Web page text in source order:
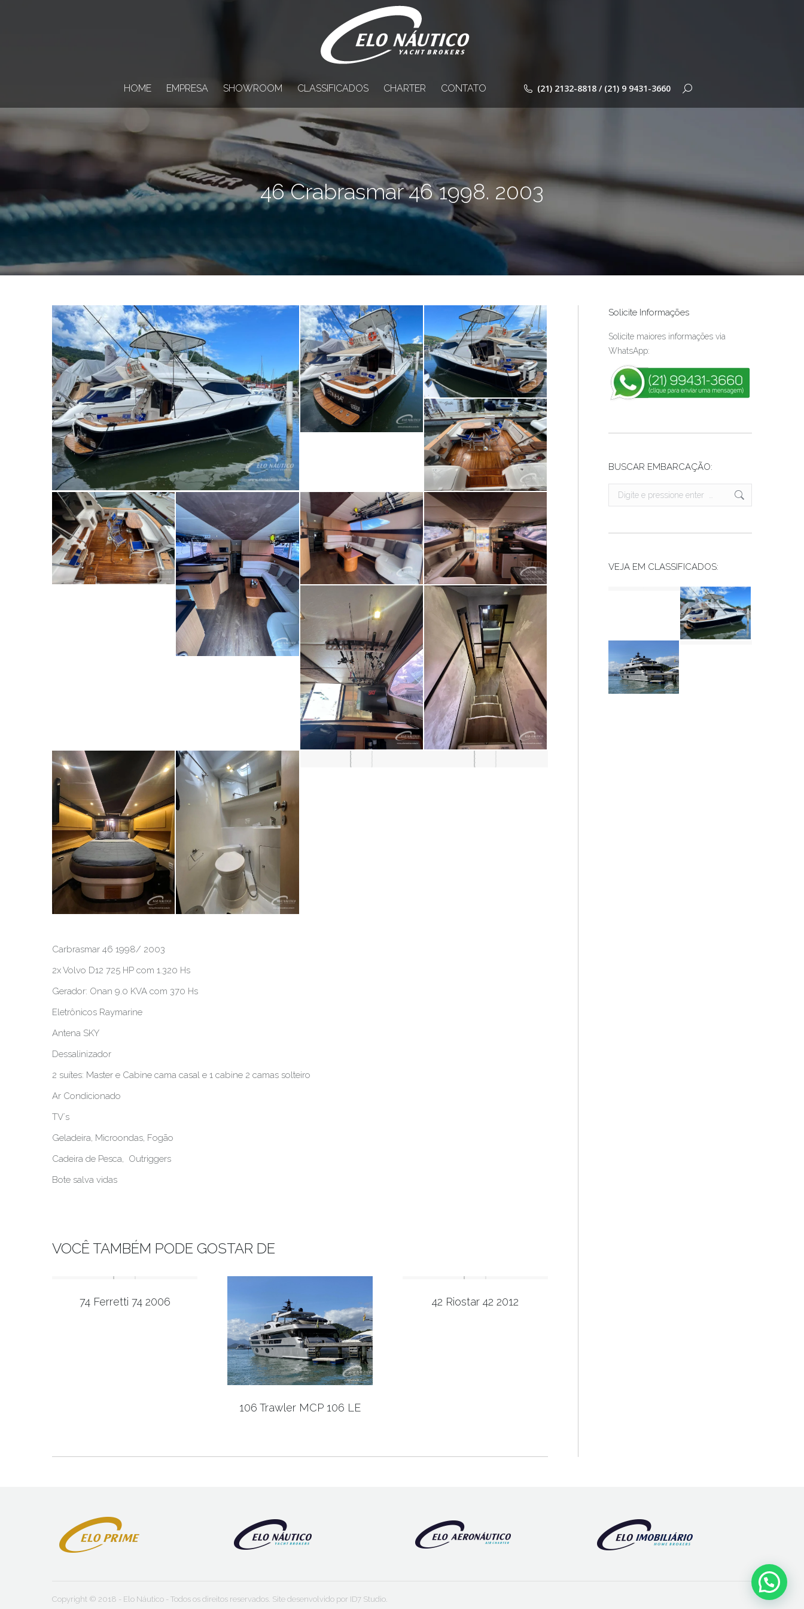
HOME EMPRESA SHOWROOM CLASSIFICADOS CHARTER CONTATO (21) 2132-8818 / (21) 9 9431-3660 Search:
46 Crabrasmar 46 1998. 2003
Carbrasmar 46 1998/ 2003
2x Volvo D12 725 HP com 1.320 Hs
Gerador: Onan 9.0 KVA com 370 Hs
Eletrônicos Raymarine
Antena SKY
Dessalinizador
2 suítes: Master e Cabine cama casal e 1 cabine 2 camas solteiro
Ar Condicionado
TV´s
Geladeira, Microondas, Fogão
Cadeira de Pesca, Outriggers
Bote salva vidas
VOCÊ TAMBÉM PODE GOSTAR DE
74 Ferretti 74 2006
106 Trawler MCP 106 LE
42 Riostar 42 2012
Solicite Informações
Solicite maiores informações via
WhatsApp:
BUSCAR EMBARCAÇÃO:
Search:
VEJA EM CLASSIFICADOS:
Copyright © 2018 - Elo Náutico - Todos os direitos reservados. Site desenvolvido por ID7 Studio